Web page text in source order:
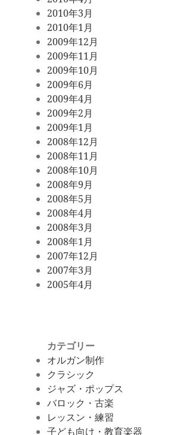
2010年3月
2010年1月
2009年12月
2009年11月
2009年10月
2009年6月
2009年4月
2009年2月
2009年1月
2008年12月
2008年11月
2008年10月
2008年9月
2008年5月
2008年4月
2008年3月
2008年1月
2007年12月
2007年3月
2005年4月
カテゴリー
オルガン制作
クラシック
ジャズ・ポップス
バロック・古楽
レッスン・練習
子ども向け・教育楽器